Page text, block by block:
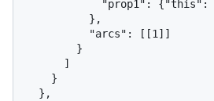
"prop1": {"this":
          },
          "arcs": [[1]]
        }
      ]
    }
  },